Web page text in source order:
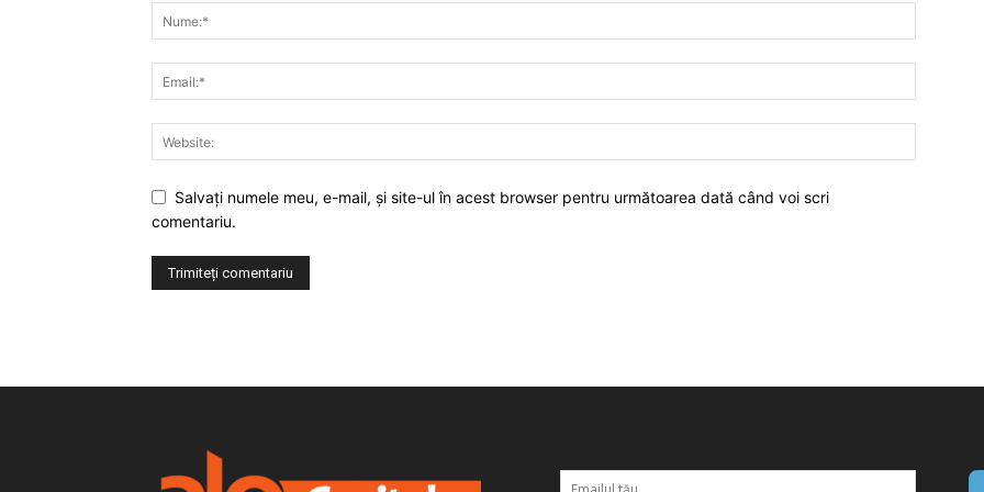
Salvaţi numele meu, e-mail, şi site-ul în acest browser pentru următoarea dată când voi scri
comentariu.